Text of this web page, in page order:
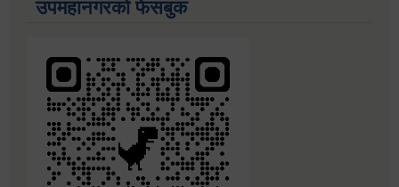
उपमहानगरको फेसबुक